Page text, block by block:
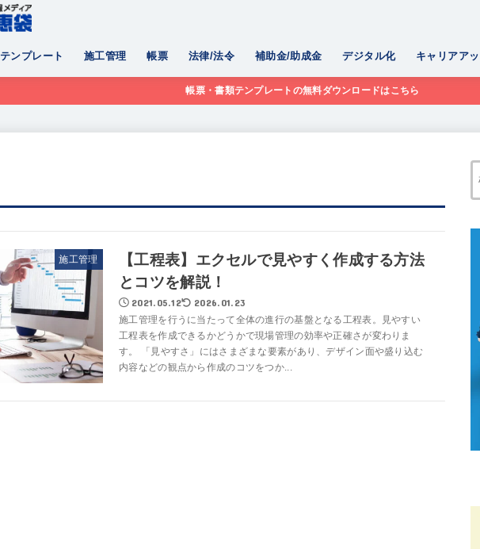
テンプレート 施工管理 帳票 法律/法令 補助金/助成金 デジタル化 キャリアア
帳票・書類テンプレートの無料ダウンロードはこちら
施工管理
【工程表】エクセルで見やすく作成する方法
とコツを解説！
2021.05.12 2026.01.23
施工管理を行うに当たって全体の進行の基盤となる工程表。見やすい
工程表を作成できるかどうかで現場管理の効率や正確さが変わりま
す。 「見やすさ」にはさまざまな要素があり、デザイン面や盛り込む
内容などの観点から作成のコツをつか...